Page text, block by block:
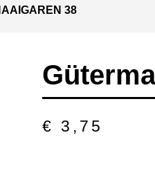
38
€ 3,75